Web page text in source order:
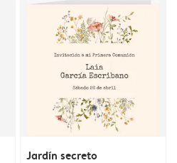
Jardín secreto